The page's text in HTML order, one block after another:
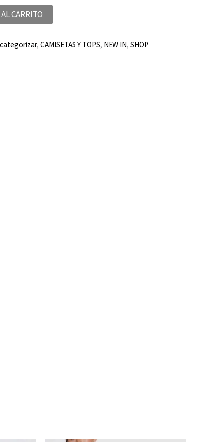
CARRITO
,CAMISETAS Y TOPS, NEW IN,SHOP